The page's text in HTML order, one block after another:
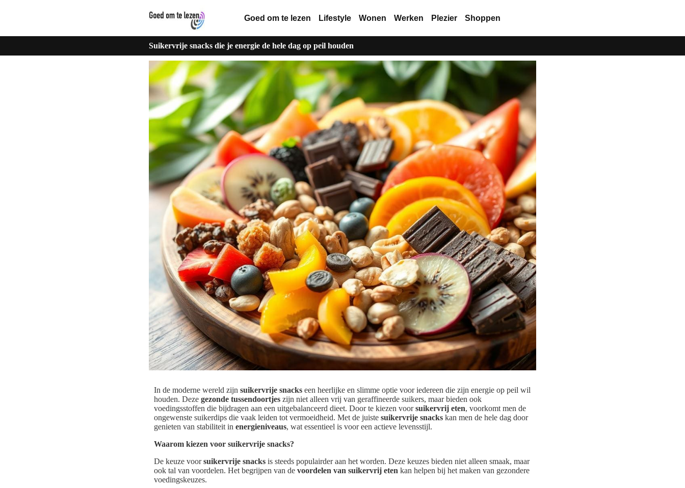
Goed om te lezen Lifestyle Wonen Werken Plezier Shoppen
Suikervrije snacks die je energie de hele dag op peil houden
In de moderne wereld zijn suikervrije snacks een heerlijke en slimme optie voor iedereen die zijn energie op peil wil
houden. Deze gezonde tussendoortjes zijn niet alleen vrij van geraffineerde suikers, maar bieden ook
voedingsstoffen die bijdragen aan een uitgebalanceerd dieet. Door te kiezen voorsuikervrij eten, voorkomt men de
ongewenste suikerdips die vaak leiden tot vermoeidheid. Met de juiste suikervrije snacks kan men de hele dag door
genieten van stabiliteit in energieniveaus, wat essentieel is voor een actieve levensstijl.
Waarom kiezen voor suikervrije snacks?
De keuze voorsuikervrije snacks is steeds populairder aan het worden. Deze keuzes bieden niet alleen smaak, maar
ook tal van voordelen. Het begrijpen van de voordelen van suikervrij eten kan helpen bij het maken van gezondere
voedingskeuzes.